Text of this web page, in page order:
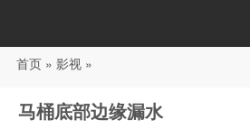
88影视
首页 » 影视 »
马桶底部边缘漏水